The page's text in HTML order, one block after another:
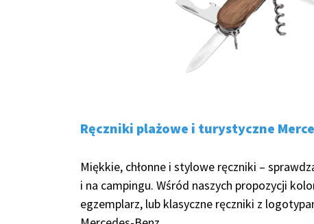
Ręczniki plażowe i turystyczne
Miękkie, chłonne i stylowe ręczniki –
i na campingu. Wśród naszych propozycji
egzemplarz, lub klasyczne ręczniki z